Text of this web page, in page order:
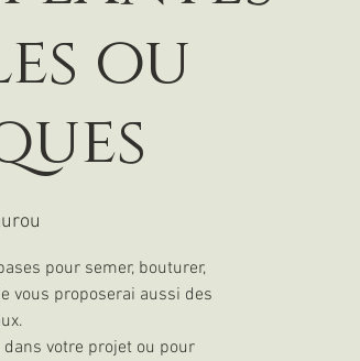
ou
pour semer, bouturer,
vous proposerai aussi des
votre projet ou pour